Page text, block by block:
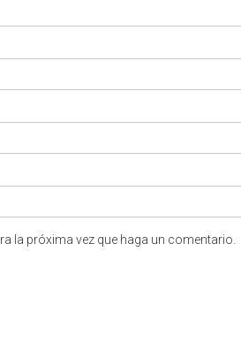
la próxima vez que haga un comentario.